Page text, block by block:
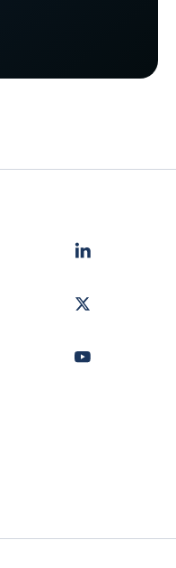
LinkedIn
Twitter
Youtube